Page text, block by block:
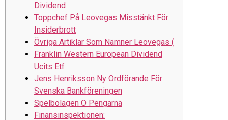
Dividend
Toppchef På Leovegas Misstänkt För
Insiderbrott
Övriga Artiklar Som Nämner Leovegas (
Franklin Western European Dividend
Ucits Etf
Jens Henriksson Ny Ordförande För
Svenska Bankföreningen
Spelbolagen O Pengarna
Finansinspektionen: